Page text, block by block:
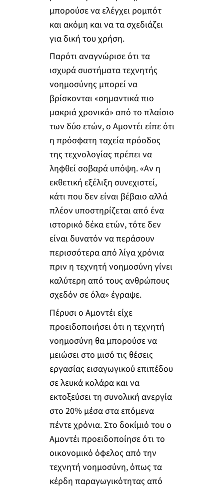
μπορούσε να ελέγχει ρομπότ
και ακόμη και να τα σχεδιάζει
για δική του χρήση.
Παρότι αναγνώρισε ότι τα
ισχυρά συστήματα τεχνητής
νοημοσύνης μπορεί να
βρίσκονται «σημαντικά πιο
μακριά χρονικά» από το πλαίσιο
των δύο ετών, ο Αμοντέι είπε ότι
η πρόσφατη ταχεία πρόοδος
της τεχνολογίας πρέπει να
ληφθεί σοβαρά υπόψη. «Αν η
εκθετική εξέλιξη συνεχιστεί,
κάτι που δεν είναι βέβαιο αλλά
πλέον υποστηρίζεται από ένα
ιστορικό δέκα ετών, τότε δεν
είναι δυνατόν να περάσουν
περισσότερα από λίγα χρόνια
πριν η τεχνητή νοημοσύνη γίνει
καλύτερη από τους ανθρώπους
σχεδόν σε όλα» έγραψε.
Πέρυσι ο Αμοντέι είχε
προειδοποιήσει ότι η τεχνητή
νοημοσύνη θα μπορούσε να
μειώσει στο μισό τις θέσεις
εργασίας εισαγωγικού επιπέδου
σε λευκά κολάρα και να
εκτοξεύσει τη συνολική ανεργία
στο 20% μέσα στα επόμενα
πέντε χρόνια. Στο δοκίμιό του ο
Αμοντέι προειδοποίησε ότι το
οικονομικό όφελος από την
τεχνητή νοημοσύνη, όπως τα
κέρδη παραγωγικότητας από